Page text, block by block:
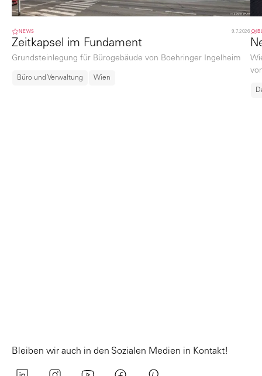
NEWS 9.7.2026
Zeitkapsel im Fundament
Grundsteinlegung für Bürogebäude von Boehringer Ingelheim
Büro und Verwaltung Wien
Bleiben wir auch in den Sozialen Medien in Kontakt!